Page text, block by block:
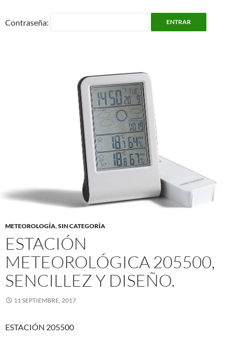
Contraseña:
METEOROLOGÍA,SIN CATEGORÍA
ESTACIÓN
METEOROLÓGICA 205500,
SENCILLEZ Y DISEÑO.
11 SEPTIEMBRE, 2017
ESTACIÓN 205500